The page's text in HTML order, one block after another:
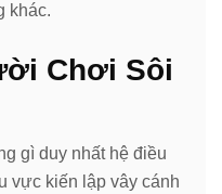
khác.
Chơi Sôi
gì duy nhất hệ điều
vực kiến lập vây cánh